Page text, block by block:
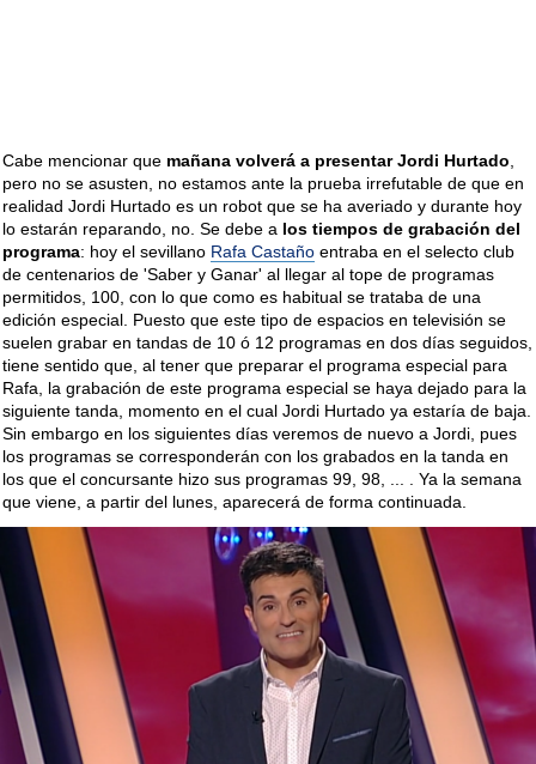
Cabe mencionar que mañana volverá a presentar Jordi Hurtado,
pero no se asusten, no estamos ante la prueba irrefutable de que en
realidad Jordi Hurtado es un robot que se ha averiado y durante hoy
lo estarán reparando, no. Se debe a los tiempos de grabación del
programa: hoy el sevillano Rafa Castaño entraba en el selecto club
de centenarios de 'Saber y Ganar' al llegar al tope de programas
permitidos, 100, con lo que como es habitual se trataba de una
edición especial. Puesto que este tipo de espacios en televisión se
suelen grabar en tandas de 10 ó 12 programas en dos días seguidos,
tiene sentido que, al tener que preparar el programa especial para
Rafa, la grabación de este programa especial se haya dejado para la
siguiente tanda, momento en el cual Jordi Hurtado ya estaría de baja.
Sin embargo en los siguientes días veremos de nuevo a Jordi, pues
los programas se corresponderán con los grabados en la tanda en
los que el concursante hizo sus programas 99, 98, ... . Ya la semana
que viene, a partir del lunes, aparecerá de forma continuada.